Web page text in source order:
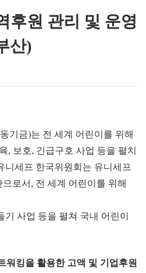
후원 관리 및 운영
산)
기금)는 전 세계 어린이를 위해
, 보호, 긴급구호 사업 등을 펼치
니세프 한국위원회는 유니세프
로서, 전 세계 어린이를 위해
사업 등을 펼쳐 국내 어린이
워킹을 활용한 고액 및 기업후원